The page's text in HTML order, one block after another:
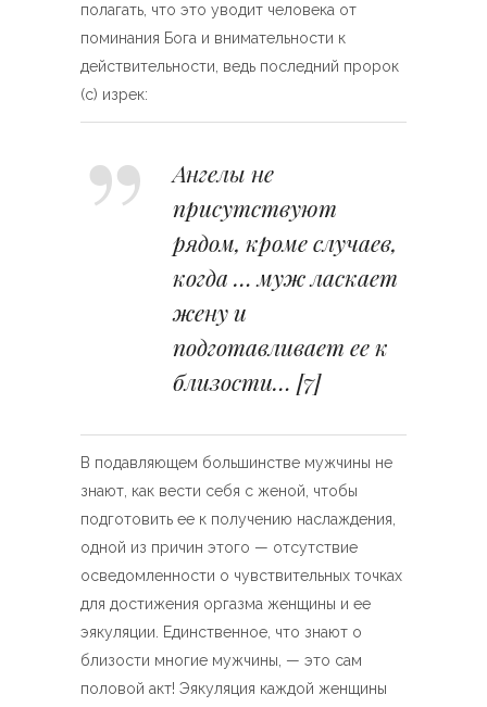
полагать, что это уводит человека от
поминания Бога и внимательности к
действительности, ведь последний пророк
(с) изрек:
Ангелы не
присутствуют
рядом, кроме случаев,
когда … муж ласкает
жену и
подготавливает ее к
близости… [7]
В подавляющем большинстве мужчины не
знают, как вести себя с женой, чтобы
подготовить ее к получению наслаждения,
одной из причин этого — отсутствие
осведомленности о чувствительных точках
для достижения оргазма женщины и ее
эякуляции. Единственное, что знают о
близости многие мужчины, — это сам
половой акт! Эякуляция каждой женщины